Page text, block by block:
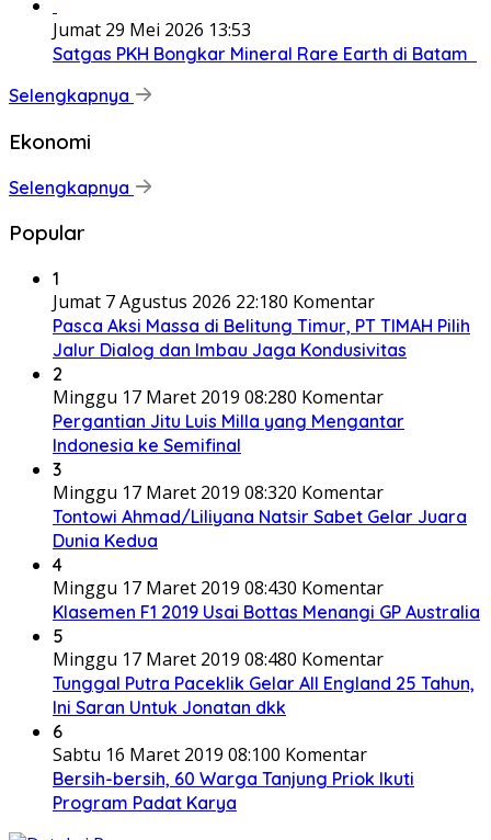
Jumat 29 Mei 2026 13:53
Satgas PKH Bongkar Mineral Rare Earth di Batam
Selengkapnya
Ekonomi
Selengkapnya
Popular
1
Jumat 7 Agustus 2026 22:180 Komentar
Pasca Aksi Massa di Belitung Timur, PT TIMAH Pilih
Jalur Dialog dan Imbau Jaga Kondusivitas
2
Minggu 17 Maret 2019 08:280 Komentar
Pergantian Jitu Luis Milla yang Mengantar
Indonesia ke Semifinal
3
Minggu 17 Maret 2019 08:320 Komentar
Tontowi Ahmad/Liliyana Natsir Sabet Gelar Juara
Dunia Kedua
4
Minggu 17 Maret 2019 08:430 Komentar
Klasemen F1 2019 Usai Bottas Menangi GP Australia
5
Minggu 17 Maret 2019 08:480 Komentar
Tunggal Putra Paceklik Gelar All England 25 Tahun,
Ini Saran Untuk Jonatan dkk
6
Sabtu 16 Maret 2019 08:100 Komentar
Bersih-bersih, 60 Warga Tanjung Priok Ikuti
Program Padat Karya